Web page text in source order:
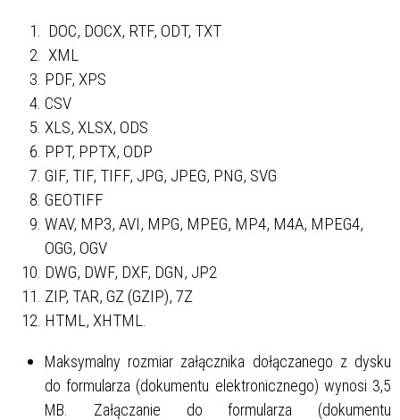
DOC, DOCX, RTF, ODT, TXT
XML
PDF, XPS
CSV
XLS, XLSX, ODS
PPT, PPTX, ODP
GIF, TIF, TIFF, JPG, JPEG, PNG, SVG
GEOTIFF
WAV, MP3, AVI, MPG, MPEG, MP4, M4A, MPEG4,
OGG, OGV
DWG, DWF, DXF, DGN, JP2
ZIP, TAR, GZ (GZIP), 7Z
HTML, XHTML.
Maksymalny rozmiar załącznika dołączanego z dysku
do formularza (dokumentu elektronicznego) wynosi 3,5
MB. Załączanie do formularza (dokumentu